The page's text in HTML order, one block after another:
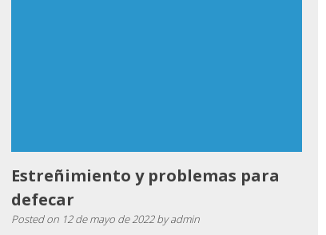
Estreñimiento y problemas para
defecar
Posted on 12 de mayo de 2022byadmin